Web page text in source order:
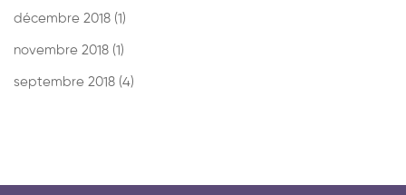
décembre 2018 (1)
novembre 2018 (1)
septembre 2018 (4)